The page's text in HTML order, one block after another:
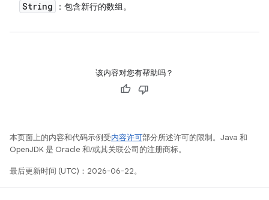
String ：包含新行的数组。
该内容对您有帮助吗？
本页面上的内容和代码示例受内容许可部分所述许可的限制。Java 和
OpenJDK 是 Oracle 和/或其关联公司的注册商标。
最后更新时间 (UTC)：2026-06-22。